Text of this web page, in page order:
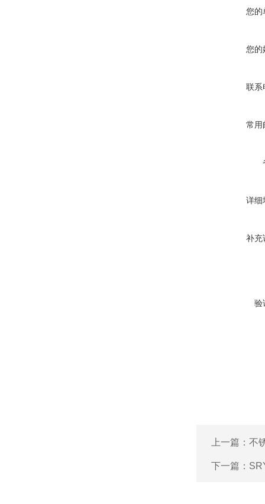
您的
您的
联系
常用
详细
补充
验
上一篇： 不
下一篇：